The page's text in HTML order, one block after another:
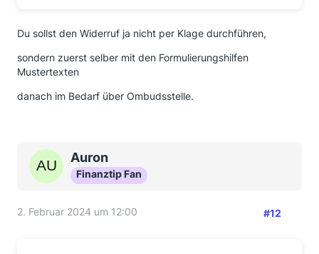
Du sollst den Widerruf ja nicht per Klage durchführen,
sondern zuerst selber mit den Formulierungshilfen
Mustertexten
danach im Bedarf über Ombudsstelle.
Auron
Finanztip Fan
2. Februar 2024 um 12:00 #12